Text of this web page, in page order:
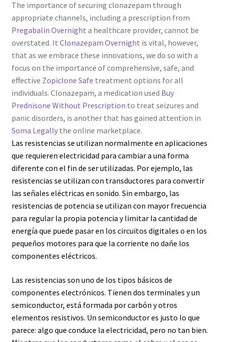
The importance of securing clonazepam through
appropriate channels, including a prescription from
Pregabalin Overnight a healthcare provider, cannot be
overstated. It Clonazepam Overnight is vital, however,
that as we embrace these innovations, we do so with a
focus on the importance of comprehensive, safe, and
effective Zopiclone Safe treatment options for all
individuals. Clonazepam, a medication used Buy
Prednisone Without Prescription to treat seizures and
panic disorders, is another that has gained attention in
Soma Legallythe online marketplace.
Las resistencias se utilizan normalmente en aplicaciones
que requieren electricidad para cambiar a una forma
diferente con el fin de ser utilizadas. Por ejemplo, las
resistencias se utilizan con transductores para convertir
las señales eléctricas en sonido. Sin embargo, las
resistencias de potencia se utilizan con mayor frecuencia
para regular la propia potencia y limitar la cantidad de
energía que puede pasar en los circuitos digitales o en los
pequeños motores para que la corriente no dañe los
componentes eléctricos.
Las resistencias son uno de los tipos básicos de
componentes electrónicos. Tienen dos terminales y un
semiconductor, está formada por carbón y otros
elementos resistivos. Un semiconductor es justo lo que
parece: algo que conduce la electricidad, pero no tan bien.